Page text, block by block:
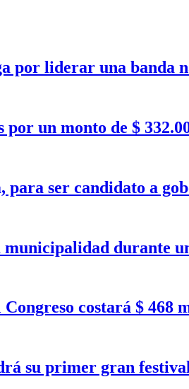
por liderar una banda
un monto de $
ser candidato a
durante
costará $ 468
su primer gran festival